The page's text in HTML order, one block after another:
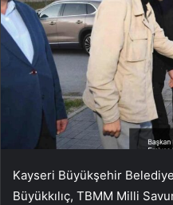
Kayseri Büyükşehir
Büyükkılıç, TBMM Milli